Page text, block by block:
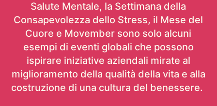
Salute Mentale, la Settimana della
Consapevolezza dello Stress, il Mese del
Cuore e Movember sono solo alcuni
esempi di eventi globali che possono
ispirare iniziative aziendali mirate al
miglioramento della qualità della vita e alla
costruzione di una cultura del benessere.